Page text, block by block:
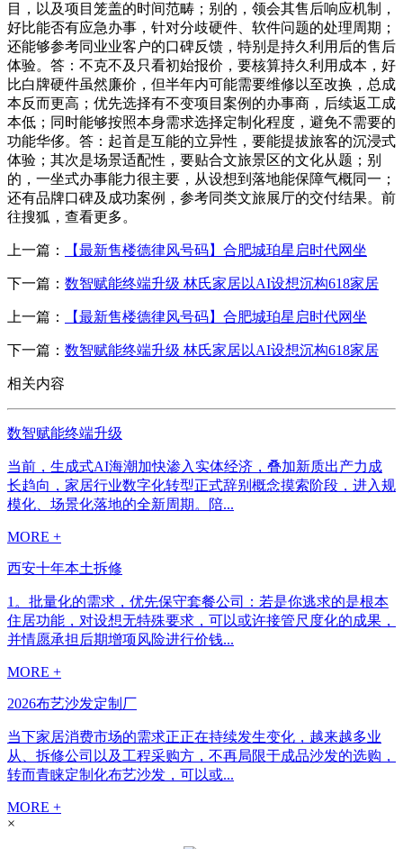
目，以及项目笼盖的时间范畴；别的，领会其售后响应机制，
好比能否有应急办事，针对分歧硬件、软件问题的处理周期；
还能够参考同业业客户的口碑反馈，特别是持久利用后的售后
体验。答：不克不及只看初始报价，要核算持久利用成本，好
比白牌硬件虽然廉价，但半年内可能需要维修以至改换，总成
本反而更高；优先选择有不变项目案例的办事商，后续返工成
本低；同时能够按照本身需求选择定制化程度，避免不需要的
功能华侈。答：起首是互能的立异性，要能提拔旅客的沉浸式
体验；其次是场景适配性，要贴合文旅景区的文化从题；别
的，一坐式办事能力很主要，从设想到落地能保障气概同一；
还有品牌口碑及成功案例，参考同类文旅展厅的交付结果。前
往搜狐，查看更多。
上一篇： 【最新售楼德律风号码】合肥城珀星启时代网坐
下一篇： 数智赋能终端升级 林氏家居以AI设想沉构618家居
上一篇： 【最新售楼德律风号码】合肥城珀星启时代网坐
下一篇： 数智赋能终端升级 林氏家居以AI设想沉构618家居
相关内容
数智赋能终端升级
当前，生成式AI海潮加快渗入实体经济，叠加新质出产力成
长趋向，家居行业数字化转型正式辞别概念摸索阶段，进入规
模化、场景化落地的全新周期。陪...
MORE +
西安十年本土拆修
1。批量化的需求，优先保守套餐公司：若是你逃求的是根本
住居功能，对设想无特殊要求，可以或许接管尺度化的成果，
并情愿承担后期增项风险进行价钱...
MORE +
2026布艺沙发定制厂
当下家居消费市场的需求正正在持续发生变化，越来越多业
从、拆修公司以及工程采购方，不再局限于成品沙发的选购，
转而青睐定制化布艺沙发，可以或...
MORE +
×